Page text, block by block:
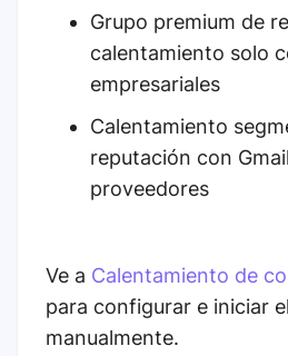
Grupo premium de
calentamiento solo
empresariales
Calentamiento
reputación con
proveedores
Ve a Calentamiento de
para configurar e iniciar
manualmente.